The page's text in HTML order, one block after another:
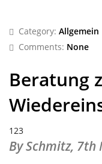
Category: Allgemein
Comments: None
Beratung
123
By Schmitz, 7th